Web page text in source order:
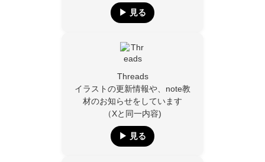
▶︎ 見る
Threads
イラストの更新情報や、note教
材のお知らせをしています
（Xと同一内容)
▶︎ 見る